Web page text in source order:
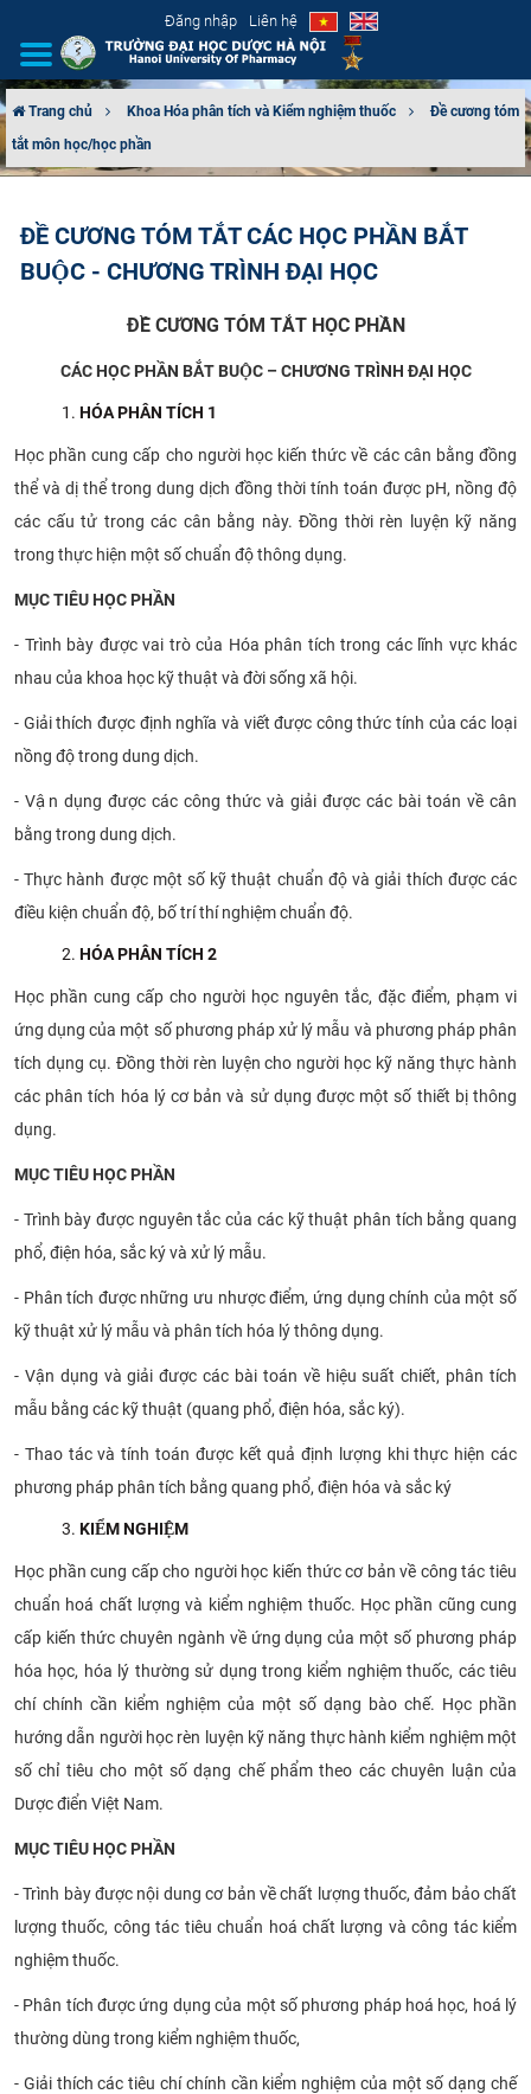
Đăng nhập Liên hệ
GIỚI THIỆU
TUYỂN SINH
ĐẢM BẢO CHẤT LƯỢNG
KHOA HỌC CÔNG NGHỆ
HTQT
CỰU NGƯỜI HỌC
Trang chủ Khoa Hóa phân tích và Kiểm nghiệm thuốc
Đề cương tóm
tắt môn học/học phần
ĐỀ CƯƠNG TÓM TẮT CÁC HỌC PHẦN BẮT
BUỘC - CHƯƠNG TRÌNH ĐẠI HỌC
ĐỀ CƯƠNG TÓM TẮT HỌC PHẦN
CÁC HỌC PHẦN BẮT BUỘC – CHƯƠNG TRÌNH ĐẠI HỌC
HÓA PHÂN TÍCH 1
Học phần cung cấp cho người học kiến thức về các cân bằng đồng
thể và dị thể trong dung dịch đồng thời tính toán được pH, nồng độ
các cấu tử trong các cân bằng này. Đồng thời rèn luyện kỹ năng
trong thực hiện một số chuẩn độ thông dụng.
MỤC TIÊU HỌC PHẦN
- Trình bày được vai trò của Hóa phân tích trong các lĩnh vực khác
nhau của khoa học kỹ thuật và đời sống xã hội.
- Giải thích được định nghĩa và viết được công thức tính của các loại
nồng độ trong dung dịch.
- Vận dụng được các công thức và giải được các bài toán về cân
bằng trong dung dịch.
- Thực hành được một số kỹ thuật chuẩn độ và giải thích được các
điều kiện chuẩn độ, bố trí thí nghiệm chuẩn độ.
HÓA PHÂN TÍCH 2
Học phần cung cấp cho người học nguyên tắc, đặc điểm, phạm vi
ứng dụng của một số phương pháp xử lý mẫu và phương pháp phân
tích dụng cụ. Đồng thời rèn luyện cho người học kỹ năng thực hành
các phân tích hóa lý cơ bản và sử dụng được một số thiết bị thông
dụng.
MỤC TIÊU HỌC PHẦN
- Trình bày được nguyên tắc của các kỹ thuật phân tích bằng quang
phổ, điện hóa, sắc ký và xử lý mẫu.
- Phân tích được những ưu nhược điểm, ứng dụng chính của một số
kỹ thuật xử lý mẫu và phân tích hóa lý thông dụng.
- Vận dụng và giải được các bài toán về hiệu suất chiết, phân tích
mẫu bằng các kỹ thuật (quang phổ, điện hóa, sắc ký).
- Thao tác và tính toán được kết quả định lượng khi thực hiện các
phương pháp phân tích bằng quang phổ, điện hóa và sắc ký
KIỂM NGHIỆM
Học phần cung cấp cho người học kiến thức cơ bản về công tác tiêu
chuẩn hoá chất lượng và kiểm nghiệm thuốc. Học phần cũng cung
cấp kiến thức chuyên ngành về ứng dụng của một số phương pháp
hóa học, hóa lý thường sử dụng trong kiểm nghiệm thuốc, các tiêu
chí chính cần kiểm nghiệm của một số dạng bào chế. Học phần
hướng dẫn người học rèn luyện kỹ năng thực hành kiểm nghiệm một
số chỉ tiêu cho một số dạng chế phẩm theo các chuyên luận của
Dược điển Việt Nam.
MỤC TIÊU HỌC PHẦN
- Trình bày được nội dung cơ bản về chất lượng thuốc, đảm bảo chất
lượng thuốc, công tác tiêu chuẩn hoá chất lượng và công tác kiểm
nghiệm thuốc.
- Phân tích được ứng dụng của một số phương pháp hoá học, hoá lý
thường dùng trong kiểm nghiệm thuốc,
- Giải thích các tiêu chí chính cần kiểm nghiệm của một số dạng chế